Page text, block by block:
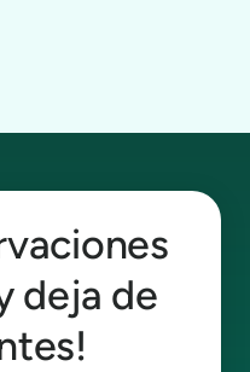
deja de